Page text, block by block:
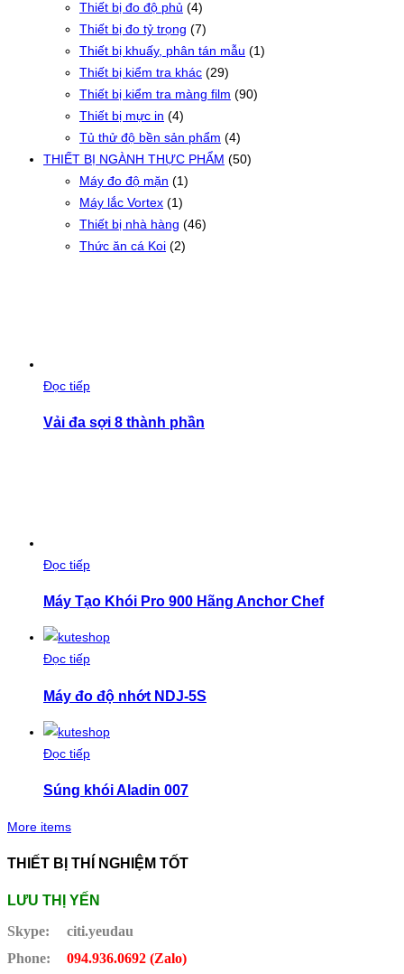
Thiết bị đo độ phủ (4)
Thiết bị đo tỷ trọng (7)
Thiết bị khuấy, phân tán mẫu (1)
Thiết bị kiểm tra khác (29)
Thiết bị kiểm tra màng film (90)
Thiết bị mực in (4)
Tủ thử độ bền sản phẩm (4)
THIẾT BỊ NGÀNH THỰC PHẨM (50)
Máy đo độ mặn (1)
Máy lắc Vortex (1)
Thiết bị nhà hàng (46)
Thức ăn cá Koi (2)
Đọc tiếp
Vải đa sợi 8 thành phần
Đọc tiếp
Máy Tạo Khói Pro 900 Hãng Anchor Chef
Đọc tiếp
Máy đo độ nhớt NDJ-5S
Đọc tiếp
Súng khói Aladin 007
More items
THIẾT BỊ THÍ NGHIỆM TỐT
LƯU THỊ YẾN
Skype:
citi.yeudau
Phone:
094.936.0692 (Zalo)